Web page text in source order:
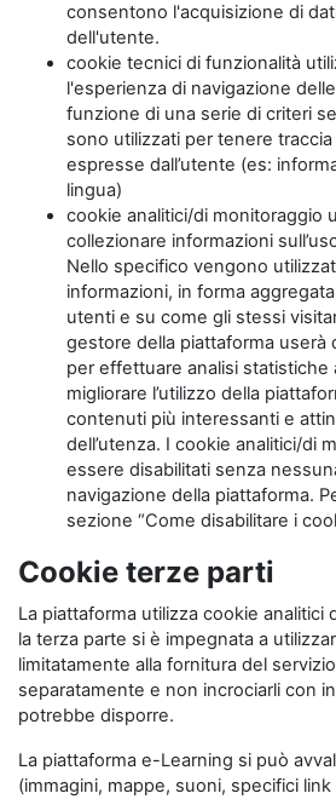
consentono l'acquisizione di
dell'utente.
cookie tecnici di funzionalità
l'esperienza di navigazione
funzione di una serie di criteri
sono utilizzati per tenere
espresse dall’utente (es:
lingua)
cookie analitici/di monitoraggio
collezionare informazioni
Nello specifico vengono
informazioni, in forma
utenti e su come gli stessi
gestore della piattaforma userà
per effettuare analisi statistiche
migliorare l’utilizzo della
contenuti più interessanti e
dell’utenza. I cookie analitici/di
essere disabilitati senza
navigazione della piattaforma.
sezione “Come disabilitare i
Cookie terze parti
La piattaforma utilizza cookie analitici
la terza parte si è impegnata a
limitatamente alla fornitura del
separatamente e non incrociarli con
potrebbe disporre.
La piattaforma e-Learning si può
(immagini, mappe, suoni, specifici